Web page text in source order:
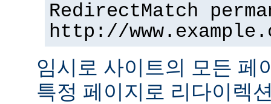
RedirectMatch
http://
임시로 사이트의 모든 페
특정 페이지로 리다이렉